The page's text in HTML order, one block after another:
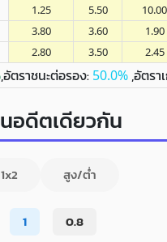
1.25 5.50
10.00
3.80 3.60
1.90
2.80 3.50 2.45
,อัตราชนะต่อรอง: 50.0% ,อัตร
อดีตเดียวกัน
1x2 สูง/ต่ำ
1 0.8